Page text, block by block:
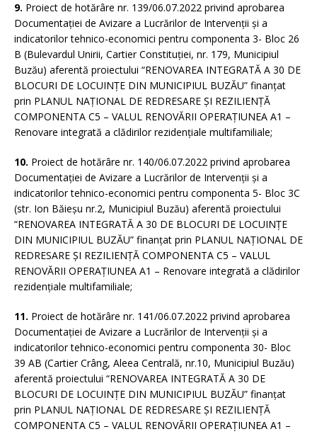
9. Proiect de hotărâre nr. 139/06.07.2022 privind aprobarea
Documentației de Avizare a Lucrărilor de Intervenții și a
indicatorilor tehnico-economici pentru componenta 3- Bloc 26
B (Bulevardul Unirii, Cartier Constituției, nr. 179, Municipiul
Buzău) aferentă proiectului “RENOVAREA INTEGRATĂ A 30 DE
BLOCURI DE LOCUINȚE DIN MUNICIPIUL BUZĂU” finanțat
prin PLANUL NAȚIONAL DE REDRESARE ȘI REZILIENȚĂ
COMPONENTA C5 – VALUL RENOVĂRII OPERAȚIUNEA A1 –
Renovare integrată a clădirilor rezidențiale multifamiliale;
10. Proiect de hotărâre nr. 140/06.07.2022 privind aprobarea
Documentației de Avizare a Lucrărilor de Intervenții și a
indicatorilor tehnico-economici pentru componenta 5- Bloc 3C
(str. Ion Băieșu nr.2, Municipiul Buzău) aferentă proiectului
“RENOVAREA INTEGRATĂ A 30 DE BLOCURI DE LOCUINȚE
DIN MUNICIPIUL BUZĂU” finanțat prin PLANUL NAȚIONAL DE
REDRESARE ȘI REZILIENȚĂ COMPONENTA C5 – VALUL
RENOVĂRII OPERAȚIUNEA A1 – Renovare integrată a clădirilor
rezidențiale multifamiliale;
11. Proiect de hotărâre nr. 141/06.07.2022 privind aprobarea
Documentației de Avizare a Lucrărilor de Intervenții și a
indicatorilor tehnico-economici pentru componenta 30- Bloc
39 AB (Cartier Crâng, Aleea Centrală, nr.10, Municipiul Buzău)
aferentă proiectului “RENOVAREA INTEGRATĂ A 30 DE
BLOCURI DE LOCUINȚE DIN MUNICIPIUL BUZĂU” finanțat
prin PLANUL NAȚIONAL DE REDRESARE ȘI REZILIENȚĂ
COMPONENTA C5 – VALUL RENOVĂRII OPERAȚIUNEA A1 –